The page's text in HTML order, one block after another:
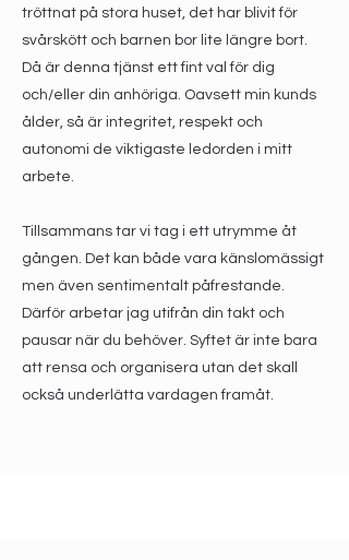
tröttnat på stora huset, det har blivit för
svårskött och barnen bor lite längre bort.
Då är denna tjänst ett fint val för dig
och/eller din anhöriga. Oavsett min kunds
ålder, så är integritet, respekt och
autonomi de viktigaste ledorden i mitt
arbete.
Tillsammans tar vi tag i ett utrymme åt
gången. Det kan både vara känslomässigt
men även sentimentalt påfrestande.
Därför arbetar jag utifrån din takt och
pausar när du behöver. Syftet är inte bara
att rensa och organisera utan det skall
också underlätta vardagen framåt.